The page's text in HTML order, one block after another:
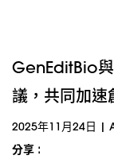
GenEditBio
議，共同加速
2025年11月24日 |
分享 :